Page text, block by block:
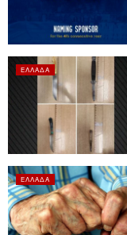
ΕΛΛΆΔΑ
ΕΛΛΆΔΑ